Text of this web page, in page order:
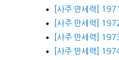
[사주 만세력]
[사주 만세력]
[사주 만세력]
[사주 만세력]